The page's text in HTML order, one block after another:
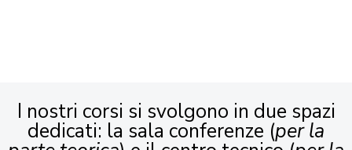
I nostri corsi si svolgono in due spazi
dedicati: la sala conferenze (per la